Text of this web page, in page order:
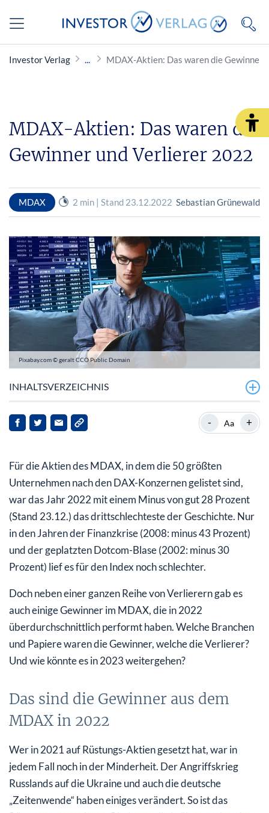
Investor Verlag MDAX-Aktien: Das waren die Gewinner
MDAX-Aktien: Das waren die
Gewinner und Verlierer 2022
MDAX 2 min | Stand 23.12.2022 Sebastian Grünewald
Pixabay.com © geralt CCO Public Domain
INHALTSVERZEICHNIS
Das sind die Gewinner aus dem MDAX in 2022
Ausblick: Wie wird das Jahr 2023 für den MDAX?
- Aa +
Für die Aktien des MDAX, in dem die 50 größten
Unternehmen nach den DAX-Konzernen gelistet sind,
war das Jahr 2022 mit einem Minus von gut 28 Prozent
(Stand 23.12.) das drittschlechteste der Geschichte. Nur
in den Jahren der Finanzkrise (2008: minus 43 Prozent)
und der geplatzten Dotcom-Blase (2002: minus 30
Prozent) lief es für den Index noch schlechter.
Doch neben einer ganzen Reihe von Verlierern gab es
auch einige Gewinner im MDAX, die in 2022
überdurchschnittlich performt haben. Welche Branchen
und Papiere waren die Gewinner, welche die Verlierer?
Und wie könnte es in 2023 weitergehen?
Das sind die Gewinner aus dem
MDAX in 2022
Wer in 2021 auf Rüstungs-Aktien gesetzt hat, war in
jedem Fall noch in der Minderheit. Der Angriffskrieg
Russlands auf die Ukraine und auch die deutsche
„Zeitenwende“ haben einiges verändert. So ist das